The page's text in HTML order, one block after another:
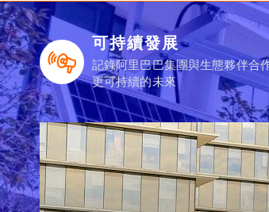
可持續發展
記錄阿里巴巴集團與生態夥伴合
更可持續的未來